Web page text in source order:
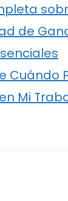
de
Cuándo
Mi